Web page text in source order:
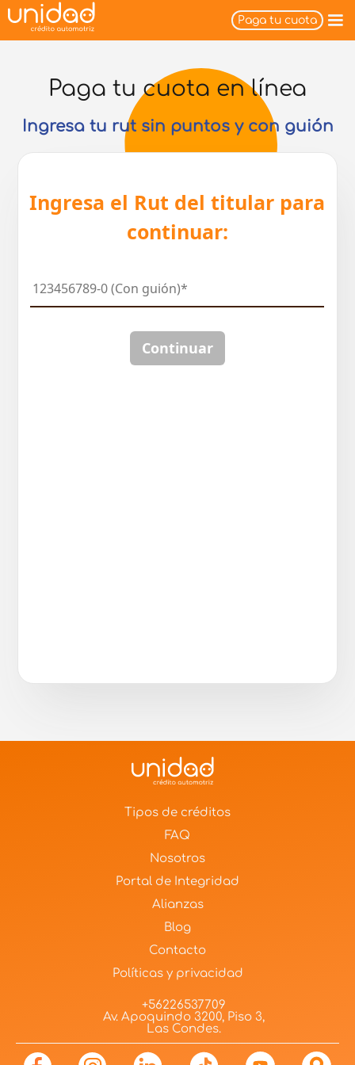
Paga tu cuota
Paga tu cuota en línea
Ingresa tu rut sin puntos y con guión
Tipos de créditos
FAQ
Nosotros
Portal de Integridad
Alianzas
Blog
Contacto
Políticas y privacidad
+56226537709
Av. Apoquindo 3200, Piso 3,
Las Condes.